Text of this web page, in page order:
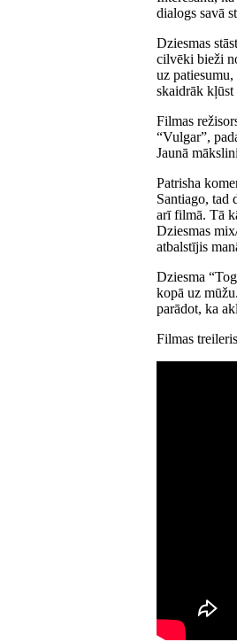
dialogs savā
Dziesmas
cilvēki bieži
uz
skaidrāk kļūst
Filmas
“Vulgar”,
Jaunā
Patrisha
Santiago, tad
arī filmā. Tā
Dziesmas
atbalstījis
Dziesma
kopā uz
parādot, ka
Filmas